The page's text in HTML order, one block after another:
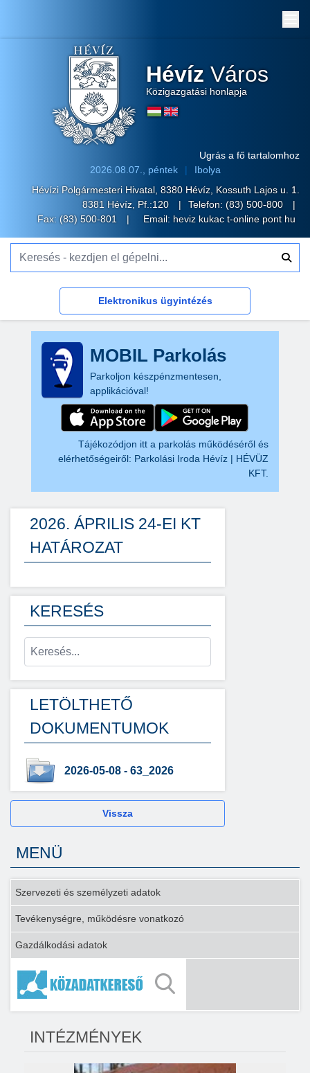
Hévíz Város
Közigazgatási honlapja
Ugrás a fő tartalomhoz
2026.08.07., péntek
Ibolya
Hévízi Polgármesteri Hivatal, 8380 Hévíz, Kossuth Lajos u. 1.
8381 Hévíz, Pf.:120
Telefon: (83) 500-800
Fax: (83) 500-801
Email: heviz kukac t-online pont hu
Elektronikus ügyintézés
MOBIL Parkolás
Parkoljon készpénzmentesen,
applikációval!
Tájékozódjon itt a parkolás működéséről és
elérhetőségeiről: Parkolási Iroda Hévíz | HÉVÜZ
KFT.
2026. ÁPRILIS 24-EI KT
HATÁROZAT
KERESÉS
LETÖLTHETŐ
DOKUMENTUMOK
2026-05-08 - 63_2026
Vissza
MENÜ
Szervezeti és személyzeti adatok
Tevékenységre, működésre vonatkozó
Gazdálkodási adatok
INTÉZMÉNYEK